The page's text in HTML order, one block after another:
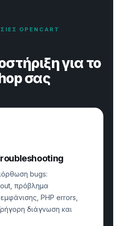
OPENCART
για το
σας
bugs:
πρόβλημα
PHP errors,
διάγνωση και